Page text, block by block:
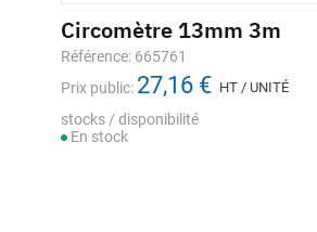
Circomètre 13mm 3m
Référence: 665761
Prix public: 27,16 € HT / UNITÉ
stocks / disponibilité
En stock